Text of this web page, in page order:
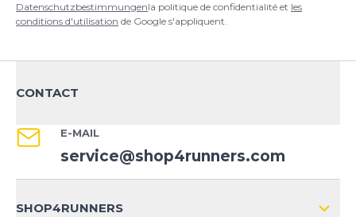
Datenschutzbestimmungenla politique de confidentialité et les
conditions d'utilisation de Google s'appliquent.
CONTACT
E-MAIL
service@shop4runners.com
SHOP4RUNNERS